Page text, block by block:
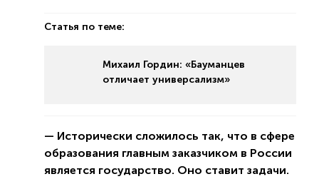
Статья по теме:
Михаил Гордин: «Бауманцев
отличает универсализм»
— Исторически сложилось так, что в сфере
образования главным заказчиком в России
является государство. Оно ставит задачи.